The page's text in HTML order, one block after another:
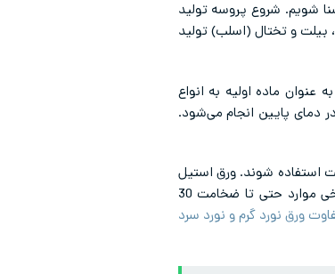
شویم. شروع پروسه تولید
و تختال (اسلب) تولید
ماده اولیه به انواع
دمای پایین انجام می‌شود.
استفاده شوند. ورق استیل
نورد گرم اغلب ضخامت بالا و کیفیت سطح خشنی دارد. ورق‌های نورد گرم اغلب ضخامت‌هایی بالاتر از 3 میلی‌متر دارند و در برخی موارد حتی تا ضخامت 30
ورق نورد گرم و نورد سرد